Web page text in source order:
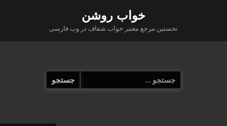
خواب روشن
نخستین مرجع معتبر خواب شفاف در وب فارسی
جستجو
برای: